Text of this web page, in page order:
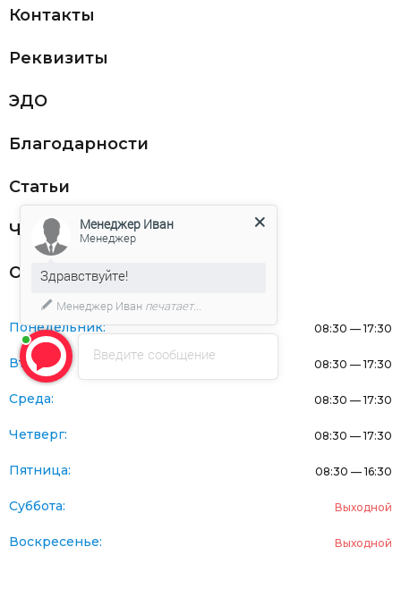
Контакты
Реквизиты
ЭДО
Благодарности
Статьи
Частникам
Оферта
Понедельник: 08:30 — 17:30
Вторник: 08:30 — 17:30
Среда: 08:30 — 17:30
Четверг: 08:30 — 17:30
Пятница: 08:30 — 16:30
Суббота: Выходной
Воскресенье: Выходной
Введите сообщение
Менеджер Иван
Менеджер
Здравствуйте!
Менеджер Иван печатает...